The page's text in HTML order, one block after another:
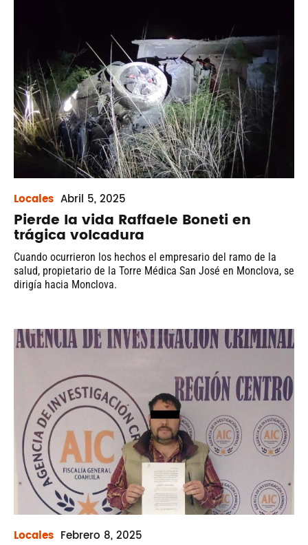
Locales Abril 5, 2025
Pierde la vida Raffaele Boneti en
trágica volcadura
Cuando ocurrieron los hechos el empresario del ramo de la
salud, propietario de la Torre Médica San José en Monclova, se
dirigía hacia Monclova.
Locales Febrero 8, 2025